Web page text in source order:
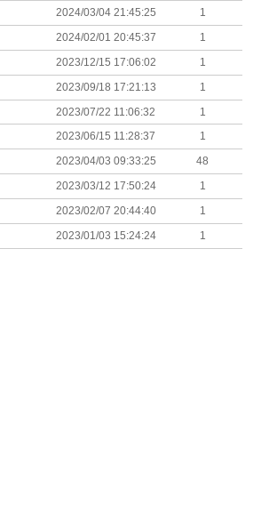
2024/03/04 21:45:25 1
2024/02/01 20:45:37 1
2023/12/15 17:06:02 1
2023/09/18 17:21:13 1
2023/07/22 11:06:32 1
2023/06/15 11:28:37 1
2023/04/03 09:33:25 48
2023/03/12 17:50:24 1
2023/02/07 20:44:40 1
2023/01/03 15:24:24 1